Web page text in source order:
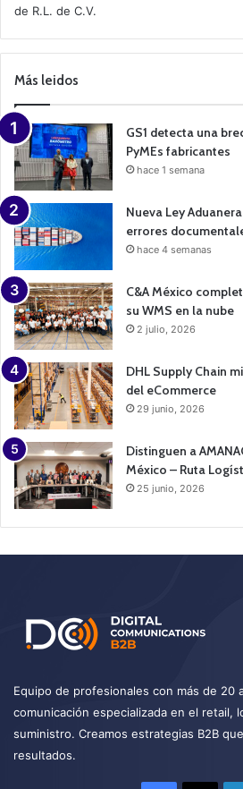
e
a
m
a
n
de R.L. de C.V.
Más leidos
GS1 detecta una
PyMEs fabricantes
hace 1 semana
Nueva Ley
errores
hace 4 semanas
C&A México
su WMS en la nube
2 julio, 2026
DHL Supply Chain
del eCommerce
29 junio, 2026
Distinguen a
México – Ruta
25 junio, 2026
Equipo de profesionales con más de 20
comunicación especializada en el retail,
suministro. Creamos estrategias B2B
resultados.